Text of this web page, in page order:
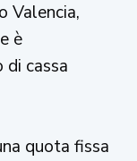
Valencia,
è
cassa
quota fissa